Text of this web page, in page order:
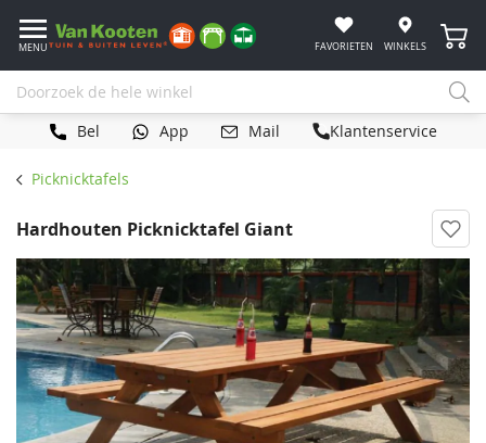
MENU FAVORIETEN WINKELS
Bel App Mail Klantenservice
Picknicktafels
Hardhouten Picknicktafel Giant